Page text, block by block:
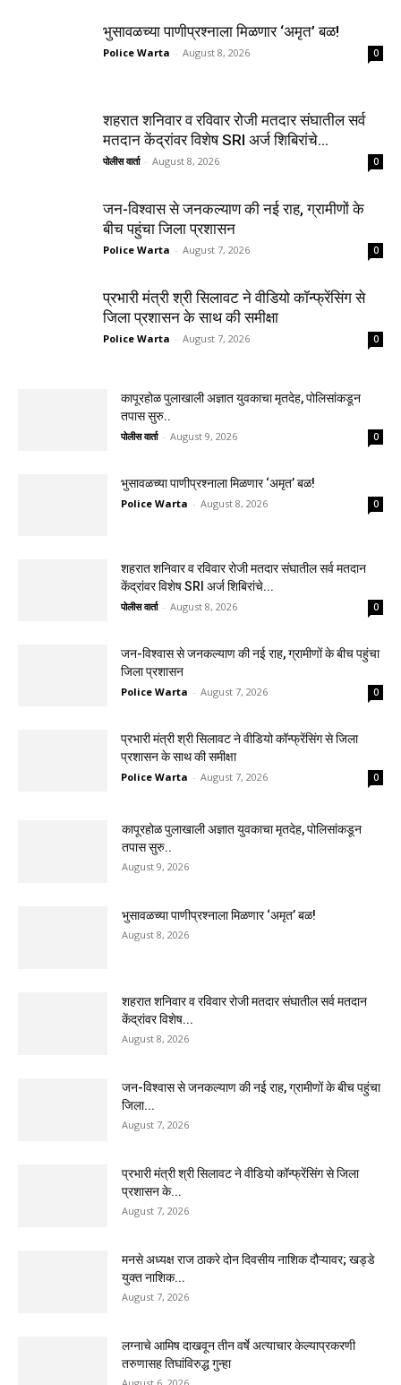
भुसावळच्या पाणीप्रश्नाला मिळणार ‘अमृत’ बळ!
Police Warta - August 8, 2026 0
शहरात शनिवार व रविवार रोजी मतदार संघातील सर्व
मतदान केंद्रांवर विशेष SRI अर्ज शिबिरांचे...
पोलीस वार्ता - August 8, 2026 0
जन-विश्वास से जनकल्याण की नई राह, ग्रामीणों के
बीच पहुंचा जिला प्रशासन
Police Warta - August 7, 2026 0
प्रभारी मंत्री श्री सिलावट ने वीडियो कॉन्फ्रेंसिंग से
जिला प्रशासन के साथ की समीक्षा
Police Warta - August 7, 2026 0
कापूरहोळ पुलाखाली अज्ञात युवकाचा मृतदेह, पोलिसांकडून
तपास सुरु..
पोलीस वार्ता - August 9, 2026 0
भुसावळच्या पाणीप्रश्नाला मिळणार ‘अमृत’ बळ!
Police Warta - August 8, 2026 0
शहरात शनिवार व रविवार रोजी मतदार संघातील सर्व मतदान
केंद्रांवर विशेष SRI अर्ज शिबिरांचे...
पोलीस वार्ता - August 8, 2026 0
जन-विश्वास से जनकल्याण की नई राह, ग्रामीणों के बीच पहुंचा
जिला प्रशासन
Police Warta - August 7, 2026 0
प्रभारी मंत्री श्री सिलावट ने वीडियो कॉन्फ्रेंसिंग से जिला
प्रशासन के साथ की समीक्षा
Police Warta - August 7, 2026 0
कापूरहोळ पुलाखाली अज्ञात युवकाचा मृतदेह, पोलिसांकडून
तपास सुरु..
August 9, 2026
भुसावळच्या पाणीप्रश्नाला मिळणार ‘अमृत’ बळ!
August 8, 2026
शहरात शनिवार व रविवार रोजी मतदार संघातील सर्व मतदान
केंद्रांवर विशेष...
August 8, 2026
जन-विश्वास से जनकल्याण की नई राह, ग्रामीणों के बीच पहुंचा
जिला...
August 7, 2026
प्रभारी मंत्री श्री सिलावट ने वीडियो कॉन्फ्रेंसिंग से जिला
प्रशासन के...
August 7, 2026
मनसे अध्यक्ष राज ठाकरे दोन दिवसीय नाशिक दौऱ्यावर; खड्डे
युक्त नाशिक...
August 7, 2026
लग्नाचे आमिष दाखवून तीन वर्षे अत्याचार केल्याप्रकरणी
तरुणासह तिघांविरुद्ध गुन्हा